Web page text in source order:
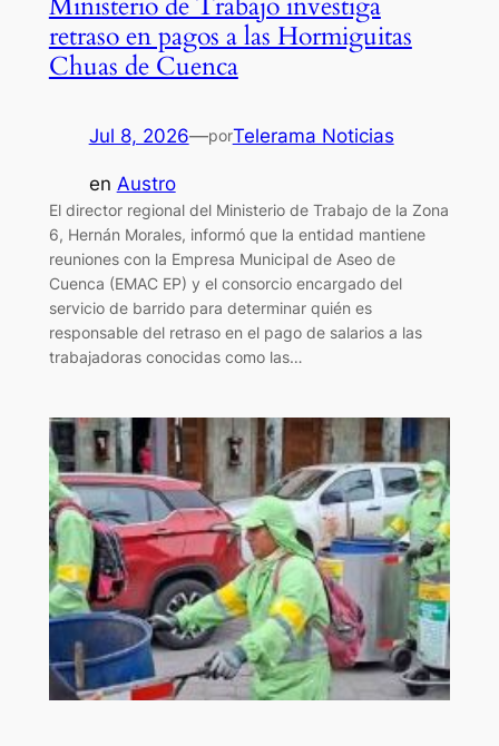
retraso en pagos a las Hormiguitas
Chuas de Cuenca
Jul 8, 2026—porTelerama Noticias
en Austro
El director regional del Ministerio de Trabajo de la Zona
6, Hernán Morales, informó que la entidad mantiene
reuniones con la Empresa Municipal de Aseo de
Cuenca (EMAC EP) y el consorcio encargado del
servicio de barrido para determinar quién es
responsable del retraso en el pago de salarios a las
trabajadoras conocidas como las…